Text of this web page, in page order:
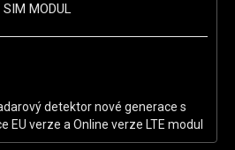
SIM MODUL
detektor nové generace s
EU verze a Online verze LTE modul
který umožňuje přidávat další